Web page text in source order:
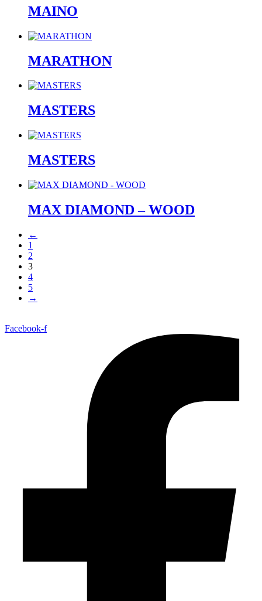
MAINO
MARATHON
MASTERS
MASTERS
MAX DIAMOND – WOOD
←
1
2
3
4
5
→
Facebook-f